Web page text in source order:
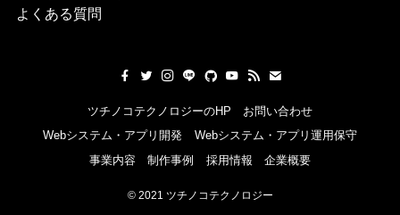
よくある質問
ツチノコテクノロジーのHP
お問い合わせ
Webシステム・アプリ開発
Webシステム・アプリ運用保守
事業内容
制作事例 採用情報 企業概要
©2021 ツチノコテクノロジー